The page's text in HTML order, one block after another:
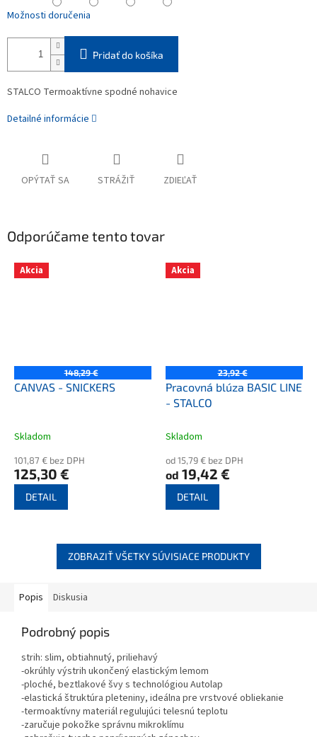
Možnosti doručenia
Pridať do košíka
STALCO Termoaktívne spodné nohavice
Detailné informácie
OPÝTAŤ SA STRÁŽIŤ ZDIEĽAŤ
Odporúčame tento tovar
Akcia
148,29 €
CANVAS - SNICKERS
Skladom
101,87 € bez DPH
125,30 €
DETAIL
Akcia
23,92 €
Pracovná blúza BASIC LINE
- STALCO
Skladom
od 15,79 € bez DPH
od 19,42 €
DETAIL
ZOBRAZIŤ VŠETKY SÚVISIACE PRODUKTY
Popis Diskusia
Podrobný popis
strih: slim, obtiahnutý, priliehavý
-okrúhly výstrih ukončený elastickým lemom
-ploché, beztlakové švy s technológiou Autolap
-elastická štruktúra pleteniny, ideálna pre vrstvové obliekanie
-termoaktívny materiál regulujúci telesnú teplotu
-zaručuje pokožke správnu mikroklímu